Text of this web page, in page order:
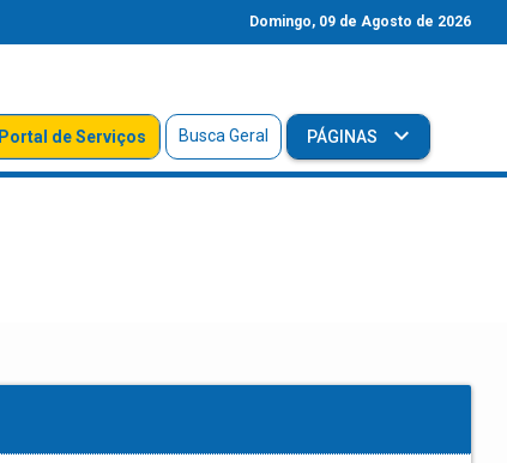
Domingo, 09 de Agosto de 2026
Portal de Serviços Busca Geral PÁGINAS